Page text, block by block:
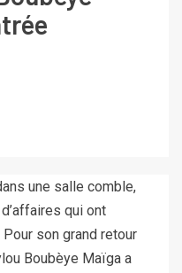
une salle comble,
qui ont
son grand retour
Boubèye Maïga a